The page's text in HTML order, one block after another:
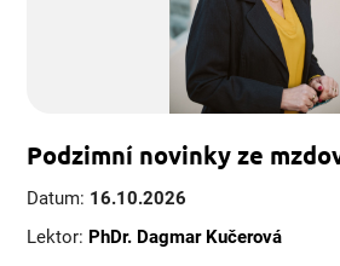
Podzimní novinky ze
Datum: 16.10.2026
Lektor: PhDr. Dagmar Kučerová